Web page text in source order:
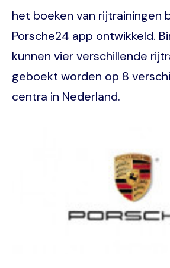
het boeken van rijtrainingen
Porsche24 app ontwikkeld.
kunnen vier verschillende
geboekt worden op 8
centra in Nederland.